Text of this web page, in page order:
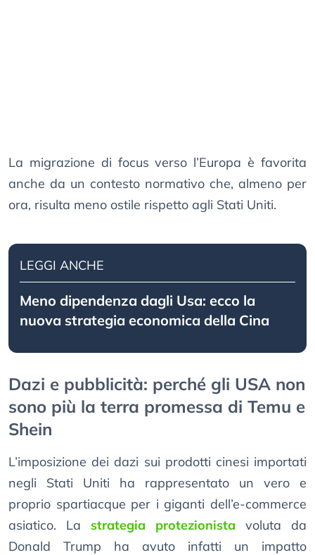
La migrazione di focus verso l’Europa è favorita
anche da un contesto normativo che, almeno per
ora, risulta meno ostile rispetto agli Stati Uniti.
LEGGI ANCHE
Meno dipendenza dagli Usa: ecco la
nuova strategia economica della Cina
Dazi e pubblicità: perché gli USA non
sono più la terra promessa di Temu e
Shein
L’imposizione dei dazi sui prodotti cinesi importati
negli Stati Uniti ha rappresentato un vero e
proprio spartiacque per i giganti dell’e-commerce
asiatico. La strategia protezionista voluta da
Donald Trump ha avuto infatti un impatto